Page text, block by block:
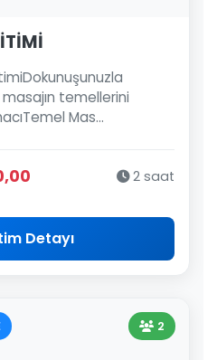
temellerini
Mas...
2 saat
Detayı
2